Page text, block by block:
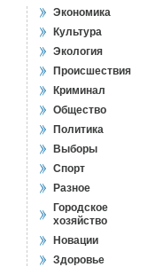
Экономика
Культура
Экология
Происшествия
Криминал
Общество
Политика
Выборы
Спорт
Разное
Городское
хозяйство
Новации
Здоровье